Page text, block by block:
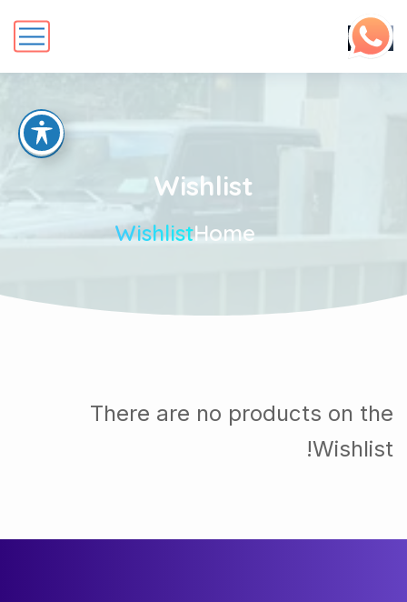
Wishlist
Home
Wishlist
There are no products on the
Wishlist!